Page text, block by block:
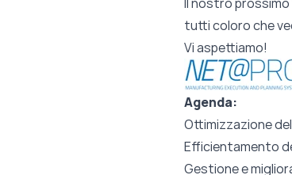
tutti coloro che
Vi aspettiamo!
Agenda:
Ottimizzazione
Efficientamento
Gestione e